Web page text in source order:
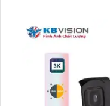
ảnh mịn đẹp hơn.
chỉ giữ nguyên chất
công nghệ IP POE,
đẹp và độ nét lên
công nghệ nhìn
cường khả năng